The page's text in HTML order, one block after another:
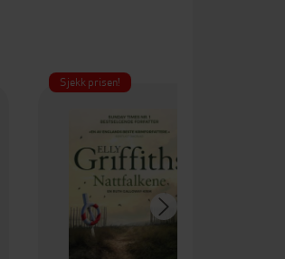
Sjekk prisen!